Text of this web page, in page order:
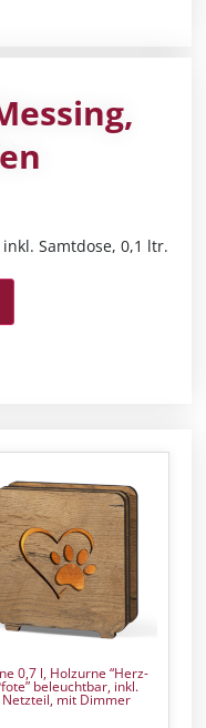
Samtdose, 0,1 ltr.
0,7 l, Holzurne “Herz-
beleuchtbar, inkl.
Netzteil, mit Dimmer